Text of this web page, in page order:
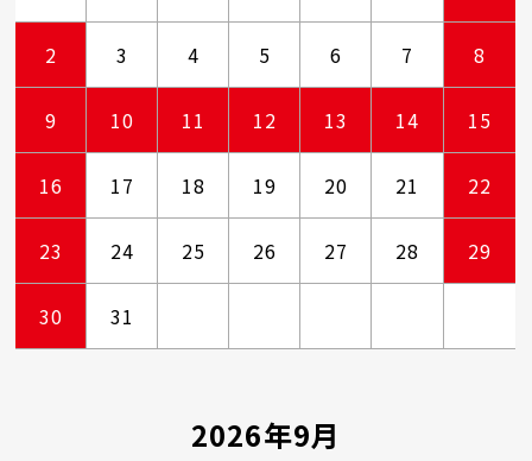
2 3 4 5 6 7 8
9 10 11 12 13 14 15
16 17 18 19 20 21 22
23 24 25 26 27 28 29
30 31
2026年9月